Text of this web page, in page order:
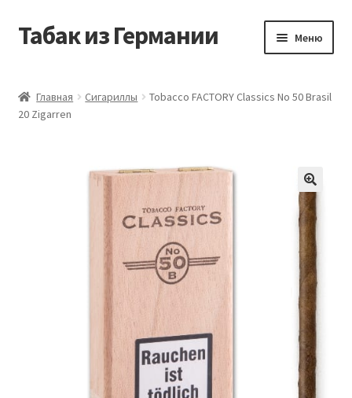
Перейти
Перейти
Табак из Германии Меню
Аккаунт
Главная Сигариллы
Tobacco FACTORY Classics No 50 Brasil
20 Zigarren